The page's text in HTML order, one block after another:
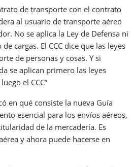
de transporte con el contrato
al usuario de transporte aéreo
No se aplica la Ley de Defensa ni
cargas. El CCC dice que las leyes
de personas y cosas. Y si
se aplican primero las leyes
el CCC”
en qué consiste la nueva Guía
esencial para los envíos aéreos,
de la mercadería. Es
y ahora puede hacerse en